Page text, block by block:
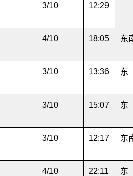
3/10 12:29
4/10 18:05 东
3/10 13:36 东
3/10 15:07 东
3/10 12:17 东
4/10 22:11 东